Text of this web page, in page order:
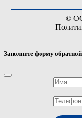
©
Заполните форму обратной